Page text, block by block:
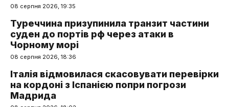
08 серпня 2026, 19:35
Туреччина призупинила транзит частини
суден до портів рф через атаки в
Чорному морі
08 серпня 2026, 18:36
Італія відмовилася скасовувати перевірки
на кордоні з Іспанією попри погрози
Мадрида